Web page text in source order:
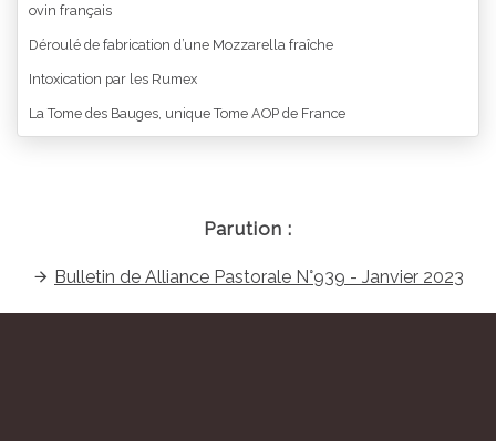
ovin français
Déroulé de fabrication d’une Mozzarella fraîche
Intoxication par les Rumex
La Tome des Bauges, unique Tome AOP de France
Parution :
Bulletin de Alliance Pastorale N°939 - Janvier 2023